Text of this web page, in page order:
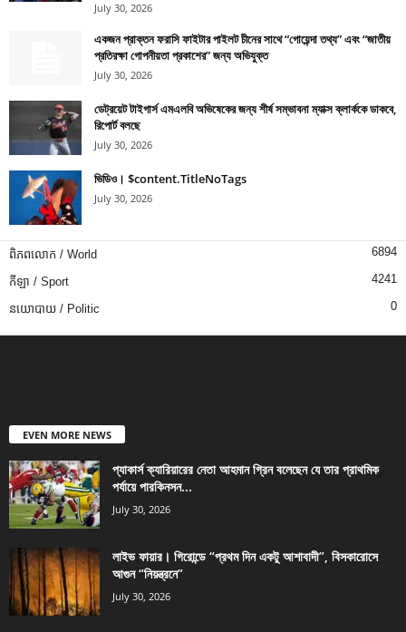
July 30, 2026
একজন প্রাক্তন ফরাসি ফাইটার পাইলট চীনের সাথে “গোয়েন্দা তথ্য” এবং “জাতীয়
প্রতিরক্ষা গোপনীয়তা প্রকাশের” জন্য অভিযুক্ত
July 30, 2026
ডেট্রয়েট টাইগার্স এমএলবি অভিষেকের জন্য শীর্ষ সম্ভাবনা ম্যাক্স ক্লার্ককে ডাকবে,
রিপোর্ট বলছে
July 30, 2026
ভিডিও। $content.TitleNoTags
July 30, 2026
ពិភពលោក / World 6894
កីឡា / Sport 4241
នយោបាយ / Politic 0
EVEN MORE NEWS
প্যাকার্স ক্যারিয়ারের নেতা আহমান গ্রিন বলেছেন যে তার প্রাথমিক
পর্যায়ে পারকিনসন...
July 30, 2026
লাইভ ফায়ার। গিরোন্ডে “প্রথম দিন একটু আশাবাদী”, বিসকারোসে
আগুন “নিয়ন্ত্রনে”
July 30, 2026